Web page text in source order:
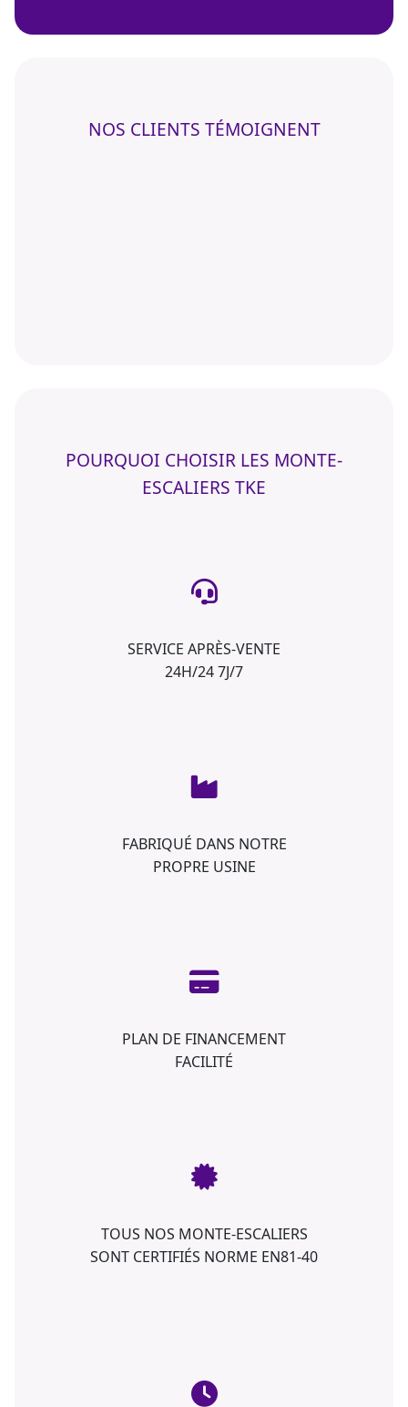
NOS CLIENTS TÉMOIGNENT
POURQUOI CHOISIR LES MONTE-
ESCALIERS TKE
SERVICE APRÈS-VENTE
24H/24 7J/7
FABRIQUÉ DANS NOTRE
PROPRE USINE
PLAN DE FINANCEMENT
FACILITÉ
TOUS NOS MONTE-ESCALIERS
SONT CERTIFIÉS NORME EN81-40